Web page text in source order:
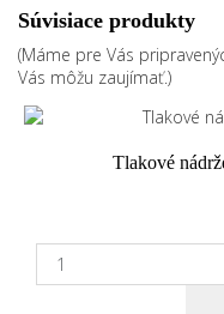
Súvisiace produkty
(Máme pre Vás
Vás môžu zaujímať.)
Tlakové